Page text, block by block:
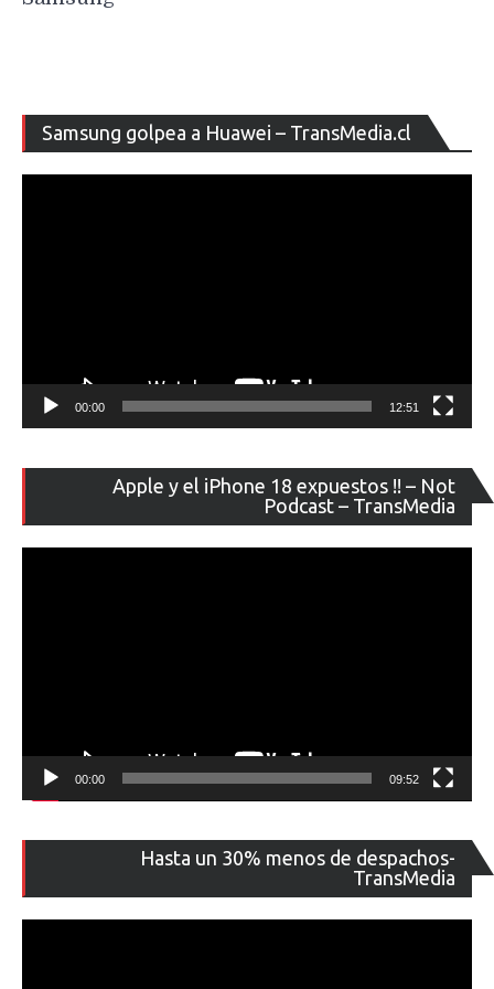
Samsung golpea a Huawei – TransMedia.cl
de
00:00 12:51
Apple y el iPhone 18 expuestos !! – Not
Podcast – TransMedia
de
00:00 09:52
Hasta un 30% menos de despachos-
TransMedia
de